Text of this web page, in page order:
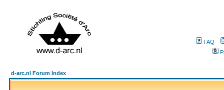
FAQ
d-arc.nl Forum Index